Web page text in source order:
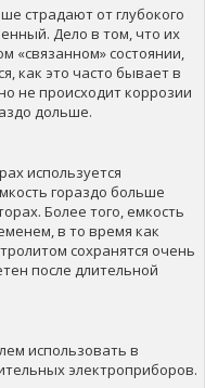
страдают от глубокого
Дело в том, что их
«связанном» состоянии,
как это часто бывает в
не происходит коррозии
дольше.
используется
гораздо больше
Более того, емкость
в то время как
сохранятся очень
после длительной
использовать в
электроприборов.